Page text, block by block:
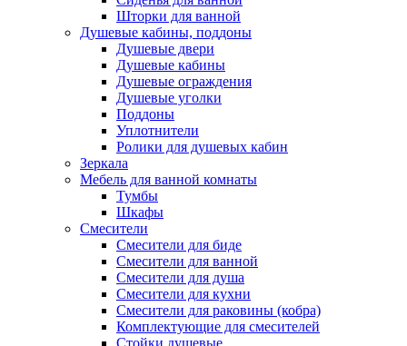
Шторки для ванной
Душевые кабины, поддоны
Душевые двери
Душевые кабины
Душевые ограждения
Душевые уголки
Поддоны
Уплотнители
Ролики для душевых кабин
Зеркала
Мебель для ванной комнаты
Тумбы
Шкафы
Смесители
Смесители для биде
Смесители для ванной
Смесители для душа
Смесители для кухни
Смесители для раковины (кобра)
Комплектующие для смесителей
Стойки душевые